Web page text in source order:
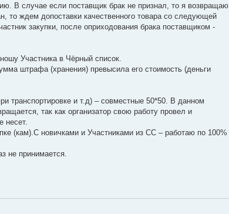
В случае если поставщик брак не признал, то я возвращаю
то ждем допоставки качественного товара со следующей
закупки, после оприходования брака поставщиком -
Участника в Чёрный список.
штрафа (хранения) превысила его стоимость (деньги
транспортировке и т.д) – совместные 50*50. В данном
так как организатор свою работу провел и
несет.
(кам).С новичками и Участниками из СС – работаю по 100%
не принимается.